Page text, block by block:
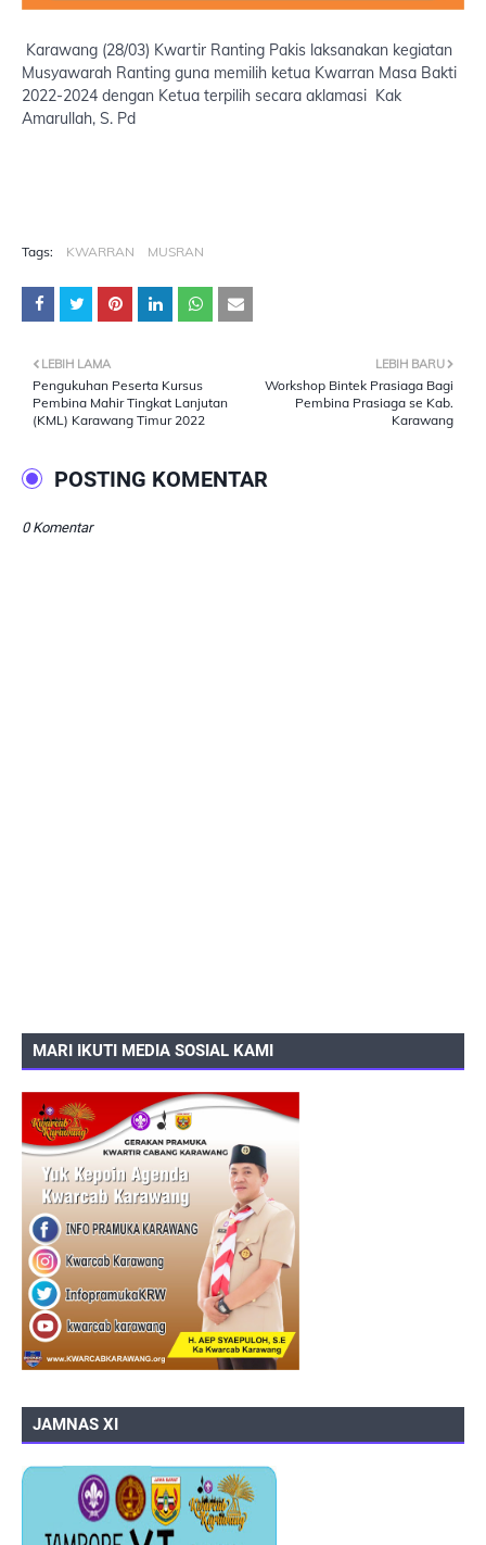
Karawang (28/03) Kwartir Ranting Pakis laksanakan kegiatan
Musyawarah Ranting guna memilih ketua Kwarran Masa Bakti
2022-2024 dengan Ketua terpilih secara aklamasi Kak
Amarullah, S. Pd
Tags: KWARRAN MUSRAN
LEBIH BARU
Workshop Bintek Prasiaga Bagi
Pembina Prasiaga se Kab.
Karawang
LEBIH LAMA
Pengukuhan Peserta Kursus
Pembina Mahir Tingkat Lanjutan
(KML) Karawang Timur 2022
POSTING KOMENTAR
0 Komentar
MARI IKUTI MEDIA SOSIAL KAMI
JAMNAS XI